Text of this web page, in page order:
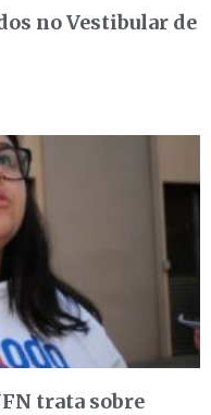
no Vestibular de
trata sobre